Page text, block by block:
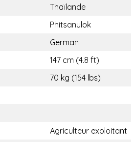
Thaïlande
Phitsanulok
German
147 cm (4.8 ft)
70 kg (154 lbs)
Agriculteur exploitant